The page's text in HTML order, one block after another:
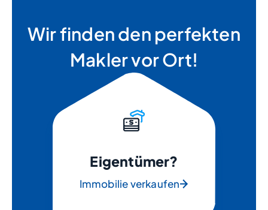
Wir finden den perfekten
Makler vor Ort!
Eigentümer?
Immobilie verkaufen